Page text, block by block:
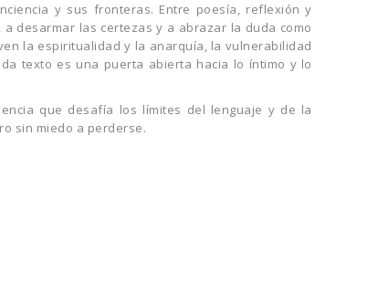
y sus fronteras. Entre poesía, reflexión y
desarmar las certezas y a abrazar la duda como
la espiritualidad y la anarquía, la vulnerabilidad
texto es una puerta abierta hacia lo íntimo y lo
que desafía los límites del lenguaje y de la
sin miedo a perderse.